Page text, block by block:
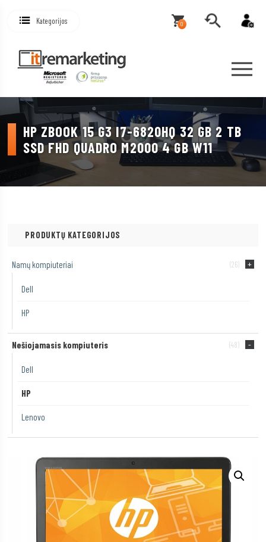
Kategorijos 0
HP ZBOOK 15 G3 I7-6820HQ 32 GB 2 TB
SSD FHD QUADRO M2000 4 GB W11
PRODUKTŲ KATEGORIJOS
Namų kompiuteriai (26)
Dell
HP
Nešiojamasis kompiuteris (48)
Dell
HP
Lenovo